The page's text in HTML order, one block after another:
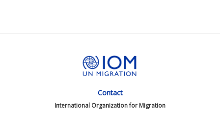
Contact
International Organization for Migration